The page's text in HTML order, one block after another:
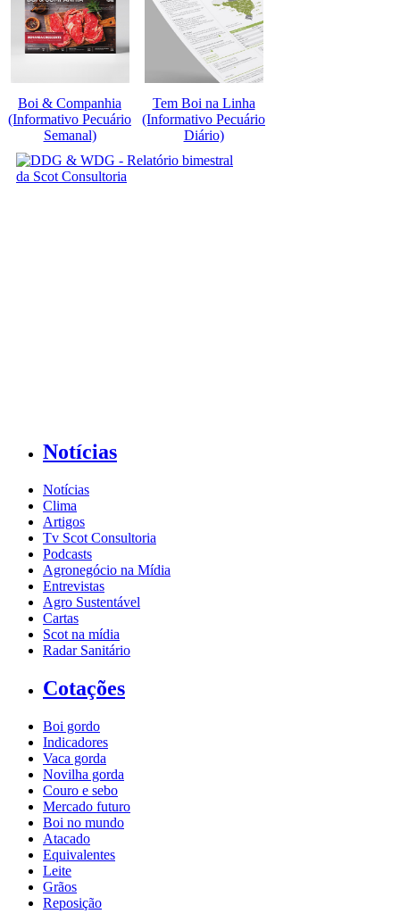
Boi & Companhia
(Informativo Pecuário
Semanal)
Tem Boi na Linha
(Informativo Pecuário
Diário)
Notícias
Notícias
Clima
Artigos
Tv Scot Consultoria
Podcasts
Agronegócio na Mídia
Entrevistas
Agro Sustentável
Cartas
Scot na mídia
Radar Sanitário
Cotações
Boi gordo
Indicadores
Vaca gorda
Novilha gorda
Couro e sebo
Mercado futuro
Boi no mundo
Atacado
Equivalentes
Leite
Grãos
Reposição